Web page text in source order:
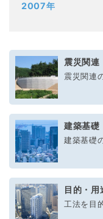
2007年
震災関連
震災関連
建築基礎
建築基礎
目的・用
工法を目